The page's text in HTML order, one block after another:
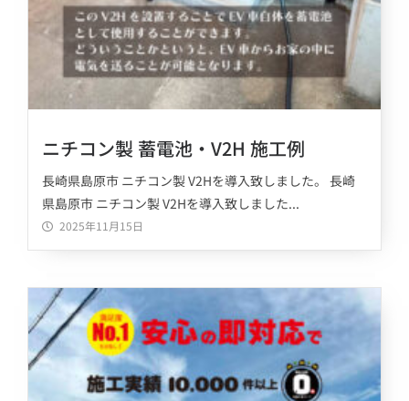
ニチコン製 蓄電池・V2H 施工例
長崎県島原市 ニチコン製 V2Hを導入致しました。 長崎
県島原市 ニチコン製 V2Hを導入致しました...
2025年11月15日